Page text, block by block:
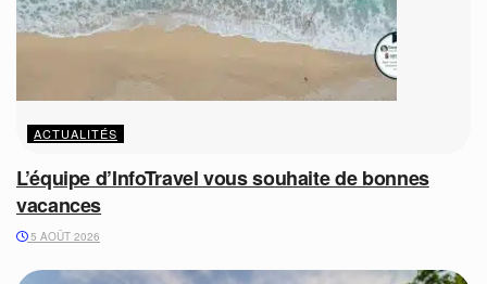
ACTUALITÉS
L’équipe d’InfoTravel vous souhaite de bonnes
vacances
5 AOÛT 2026